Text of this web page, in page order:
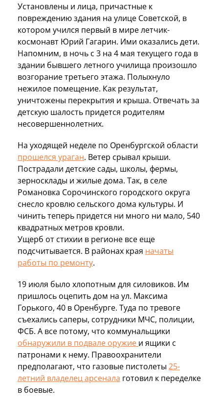
Установлены и лица, причастные к
повреждению здания на улице Советской, в
котором учился первый в мире летчик-
космонавт Юрий Гагарин. Ими оказались дети.
Напомним, в ночь с 3 на 4 мая текущего года в
здании бывшего летного училища произошло
возгорание третьего этажа. Полыхнуло
нежилое помещение. Как результат,
уничтожены перекрытия и крыша. Отвечать за
детскую шалость придется родителям
несовершеннолетних.
На уходящей неделе по Оренбургской области
прошелся ураган. Ветер срывал крыши.
Пострадали детские сады, школы, фермы,
зерносклады и жилые дома. Так, в селе
Романовка Сорочинского городского округа
снесло кровлю сельского дома культуры. И
чинить теперь придется ни много ни мало, 540
квадратных метров кровли.
Ущерб от стихии в регионе все еще
подсчитывается. В районах края начаты
работы по ремонту.
19 июля было хлопотным для силовиков. Им
пришлось оцепить дом на ул. Максима
Горького, 40 в Оренбурге. Туда по тревоге
съехались саперы, сотрудники МЧС, полиции,
ФСБ. А все потому, что коммунальщики
обнаружили в подвале оружие и ящики с
патронами к нему. Правоохранители
предполагают, что газовые пистолеты 25-
летний владелец арсенала готовил к переделке
в боевые.